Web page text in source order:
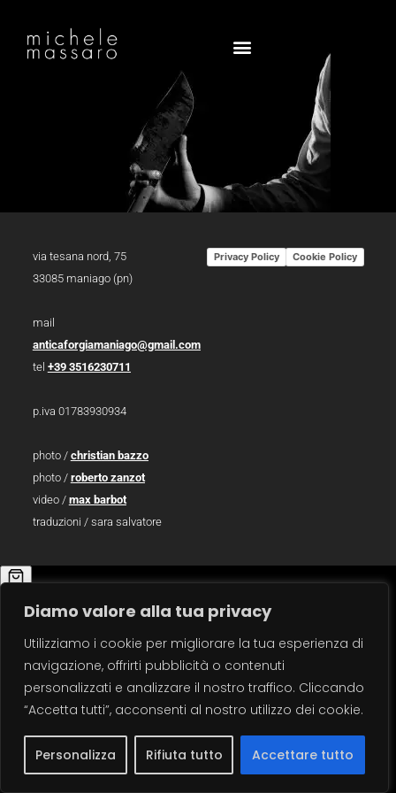
Diamo valore alla tua privacy
Utilizziamo i cookie per migliorare la tua esperienza di
navigazione, offrirti pubblicità o contenuti
personalizzati e analizzare il nostro traffico. Cliccando
“Accetta tutti”, acconsenti al nostro utilizzo dei cookie.
Personalizza Rifiuta tutto Accettare tutto
via tesana nord, 75
33085 maniago (pn)
mail
anticaforgiamaniago@gmail.com
tel +39 3516230711
p.iva 01783930934
photo / christian bazzo
photo / roberto zanzot
video / max barbot
traduzioni / sara salvatore
Privacy Policy Cookie Policy
carrello